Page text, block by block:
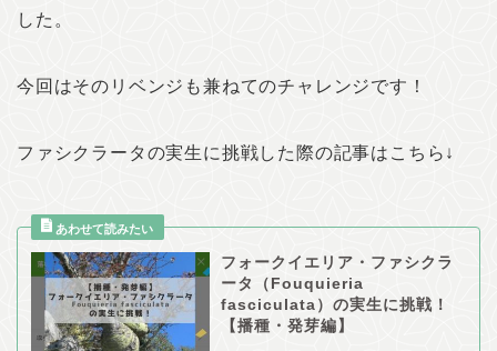
した。
今回はそのリベンジも兼ねてのチャレンジです！
ファシクラータの実生に挑戦した際の記事はこちら↓
フォークイエリア・ファシクラ
ータ（Fouquieria
fasciculata）の実生に挑戦！
【播種・発芽編】